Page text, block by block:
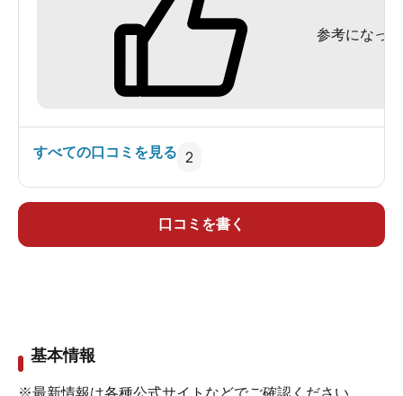
ちなみに、駐車場の場所もわかりにくく、国道1号
線沿いの大平台駅隣の山神神社横の脇道へ入った
ところにあります。
入浴料は、玄関を入って左側のフロントで。通常
くなので、露天風呂をチョイスしました。
棚に籐籠が並ぶ脱衣場には、ドライヤーなし。左
参考になった
すべての口コミを見る 2
口コミを書く
基本情報